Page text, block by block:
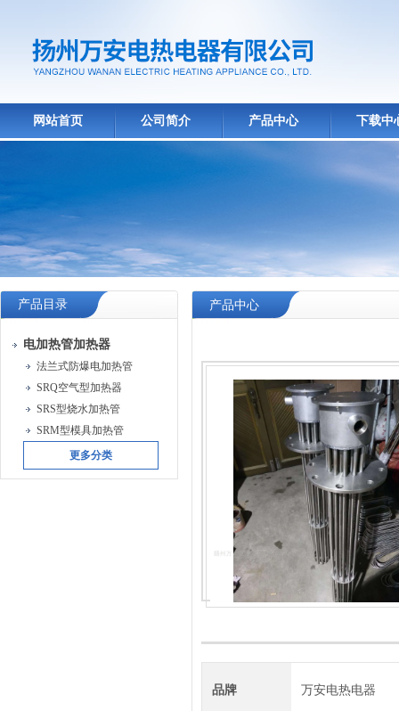
网站首页 公司简介 产品中心 下载中
产品目录
电加热管加热器
法兰式防爆电加热管
SRQ空气型加热器
SRS型烧水加热管
SRM型模具加热管
更多分类
产品中心
品牌 万安电热电器